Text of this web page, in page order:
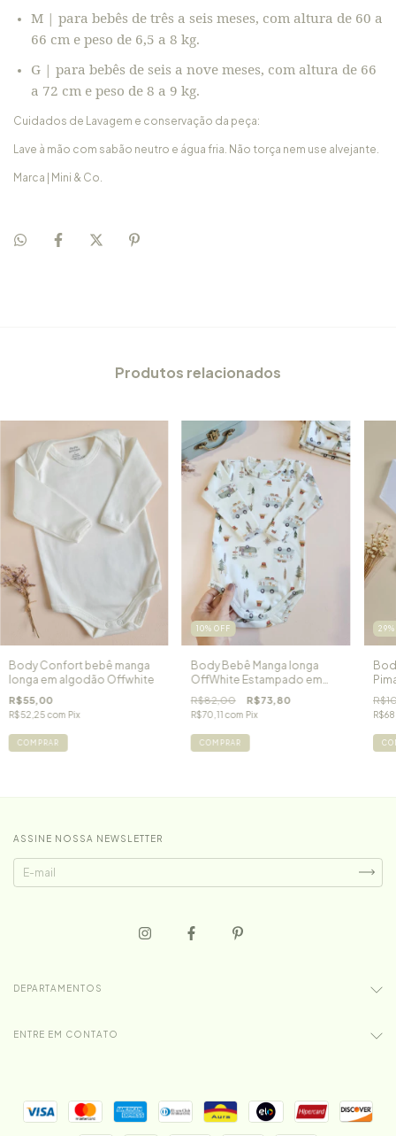
M | para bebês de três a seis meses, com altura de 60 a
66 cm e peso de 6,5 a 8 kg.
G | para bebês de seis a nove meses, com altura de 66
a 72 cm e peso de 8 a 9 kg.
Cuidados de Lavagem e conservação da peça:
Lave à mão com sabão neutro e água fria. Não torça nem use alvejante.
Marca | Mini & Co.
Produtos relacionados
Body Confort bebê manga
longa em algodão Offwhite
R$55,00
R$52,25com Pix
COMPRAR
10% OFF
Body Bebê Manga longa
OffWhite Estampado em
Algodão Egípcio Pequeno
Aventureiro
R$82,00 R$73,80
R$70,11com Pix
COMPRAR
29%
ASSINE NOSSA NEWSLETTER
DEPARTAMENTOS
ENTRE EM CONTATO